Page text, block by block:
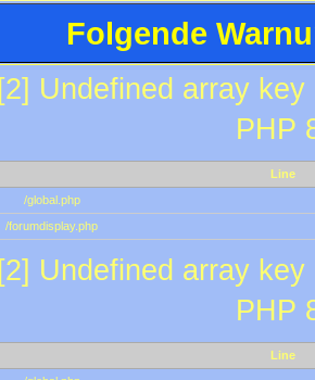
Folgende
[2] Undefined array
PHP
Line
/global.php
/forumdisplay.php
[2] Undefined array
PHP
Line